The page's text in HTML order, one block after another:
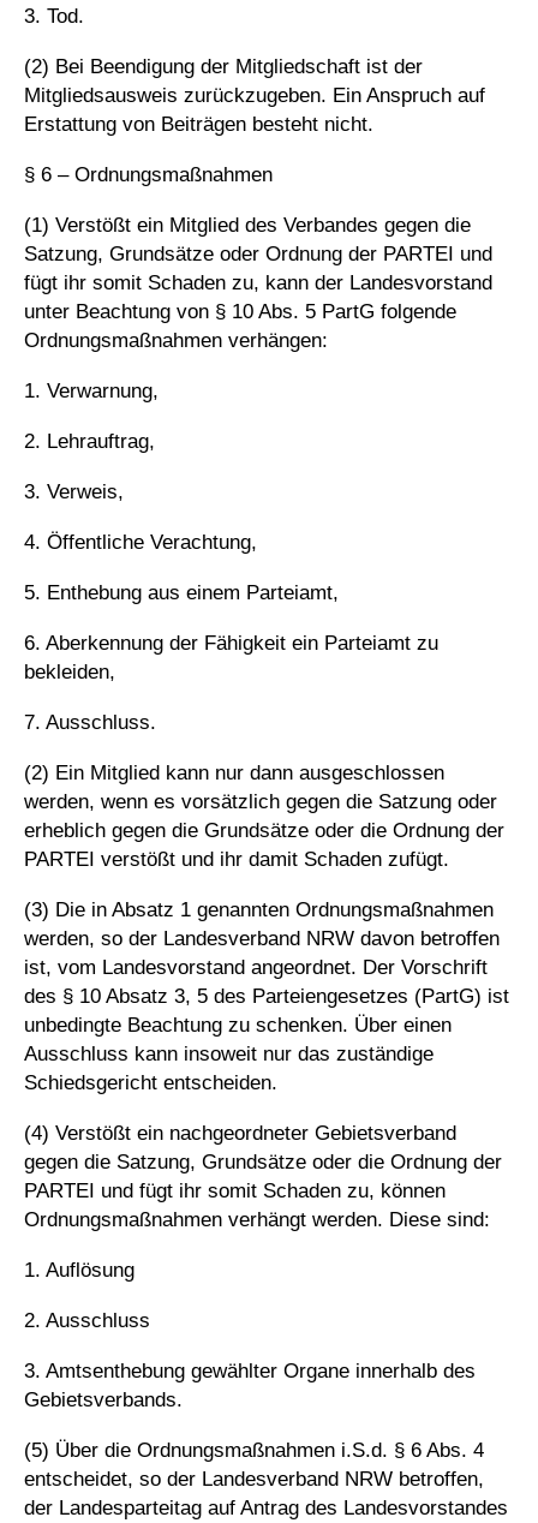
3. Tod.
(2) Bei Beendigung der Mitgliedschaft ist der
Mitgliedsausweis zurückzugeben. Ein Anspruch auf
Erstattung von Beiträgen besteht nicht.
§ 6 – Ordnungsmaßnahmen
(1) Verstößt ein Mitglied des Verbandes gegen die
Satzung, Grundsätze oder Ordnung der PARTEI und
fügt ihr somit Schaden zu, kann der Landesvorstand
unter Beachtung von § 10 Abs. 5 PartG folgende
Ordnungsmaßnahmen verhängen:
1. Verwarnung,
2. Lehrauftrag,
3. Verweis,
4. Öffentliche Verachtung,
5. Enthebung aus einem Parteiamt,
6. Aberkennung der Fähigkeit ein Parteiamt zu
bekleiden,
7. Ausschluss.
(2) Ein Mitglied kann nur dann ausgeschlossen
werden, wenn es vorsätzlich gegen die Satzung oder
erheblich gegen die Grundsätze oder die Ordnung der
PARTEI verstößt und ihr damit Schaden zufügt.
(3) Die in Absatz 1 genannten Ordnungsmaßnahmen
werden, so der Landesverband NRW davon betroffen
ist, vom Landesvorstand angeordnet. Der Vorschrift
des § 10 Absatz 3, 5 des Parteiengesetzes (PartG) ist
unbedingte Beachtung zu schenken. Über einen
Ausschluss kann insoweit nur das zuständige
Schiedsgericht entscheiden.
(4) Verstößt ein nachgeordneter Gebietsverband
gegen die Satzung, Grundsätze oder die Ordnung der
PARTEI und fügt ihr somit Schaden zu, können
Ordnungsmaßnahmen verhängt werden. Diese sind:
1. Auflösung
2. Ausschluss
3. Amtsenthebung gewählter Organe innerhalb des
Gebietsverbands.
(5) Über die Ordnungsmaßnahmen i.S.d. § 6 Abs. 4
entscheidet, so der Landesverband NRW betroffen,
der Landesparteitag auf Antrag des Landesvorstandes